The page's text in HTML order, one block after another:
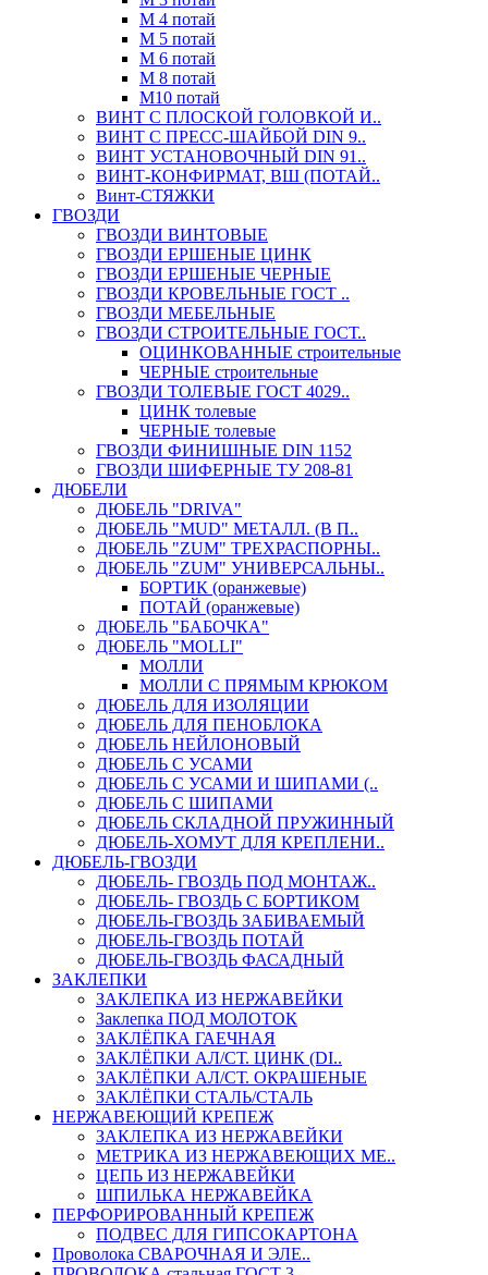
М 4 потай
М 5 потай
М 6 потай
М 8 потай
М10 потай
ВИНТ С ПЛОСКОЙ ГОЛОВКОЙ И..
ВИНТ С ПРЕСС-ШАЙБОЙ DIN 9..
ВИНТ УСТАНОВОЧНЫЙ DIN 91..
ВИНТ-КОНФИРМАТ, ВШ (ПОТАЙ..
Винт-СТЯЖКИ
ГВОЗДИ
ГВОЗДИ ВИНТОВЫЕ
ГВОЗДИ ЕРШЕНЫЕ ЦИНК
ГВОЗДИ ЕРШЕНЫЕ ЧЕРНЫЕ
ГВОЗДИ КРОВЕЛЬНЫЕ ГОСТ ..
ГВОЗДИ МЕБЕЛЬНЫЕ
ГВОЗДИ СТРОИТЕЛЬНЫЕ ГОСТ..
ОЦИНКОВАННЫЕ строительные
ЧЕРНЫЕ строительные
ГВОЗДИ ТОЛЕВЫЕ ГОСТ 4029..
ЦИНК толевые
ЧЕРНЫЕ толевые
ГВОЗДИ ФИНИШНЫЕ DIN 1152
ГВОЗДИ ШИФЕРНЫЕ ТУ 208-81
ДЮБЕЛИ
ДЮБЕЛЬ "DRIVA"
ДЮБЕЛЬ "MUD" МЕТАЛЛ. (В П..
ДЮБЕЛЬ "ZUM" ТРЕХРАСПОРНЫ..
ДЮБЕЛЬ "ZUM" УНИВЕРСАЛЬНЫ..
БОРТИК (оранжевые)
ПОТАЙ (оранжевые)
ДЮБЕЛЬ "БАБОЧКА"
ДЮБЕЛЬ "МOLLI"
МОЛЛИ
МОЛЛИ С ПРЯМЫМ КРЮКОМ
ДЮБЕЛЬ ДЛЯ ИЗОЛЯЦИИ
ДЮБЕЛЬ ДЛЯ ПЕНОБЛОКА
ДЮБЕЛЬ НЕЙЛОНОВЫЙ
ДЮБЕЛЬ С УСАМИ
ДЮБЕЛЬ С УСАМИ И ШИПАМИ (..
ДЮБЕЛЬ С ШИПАМИ
ДЮБЕЛЬ СКЛАДНОЙ ПРУЖИННЫЙ
ДЮБЕЛЬ-ХОМУТ ДЛЯ КРЕПЛЕНИ..
ДЮБЕЛЬ-ГВОЗДИ
ДЮБЕЛЬ- ГВОЗДЬ ПОД МОНТАЖ..
ДЮБЕЛЬ- ГВОЗДЬ С БОРТИКОМ
ДЮБЕЛЬ-ГВОЗДЬ ЗАБИВАЕМЫЙ
ДЮБЕЛЬ-ГВОЗДЬ ПОТАЙ
ДЮБЕЛЬ-ГВОЗДЬ ФАСАДНЫЙ
ЗАКЛЕПКИ
ЗАКЛЕПКА ИЗ НЕРЖАВЕЙКИ
Заклепка ПОД МОЛОТОК
ЗАКЛЁПКА ГАЕЧНАЯ
ЗАКЛЁПКИ АЛ/СТ. ЦИНК (DI..
ЗАКЛЁПКИ АЛ/СТ. ОКРАШЕНЫЕ
ЗАКЛЁПКИ СТАЛЬ/СТАЛЬ
НЕРЖАВЕЮЩИЙ КРЕПЕЖ
ЗАКЛЕПКА ИЗ НЕРЖАВЕЙКИ
МЕТРИКА ИЗ НЕРЖАВЕЮЩИХ МЕ..
ЦЕПЬ ИЗ НЕРЖАВЕЙКИ
ШПИЛЬКА НЕРЖАВЕЙКА
ПЕРФОРИРОВАННЫЙ КРЕПЕЖ
ПОДВЕС ДЛЯ ГИПСОКАРТОНА
Проволока СВАРОЧНАЯ И ЭЛЕ..